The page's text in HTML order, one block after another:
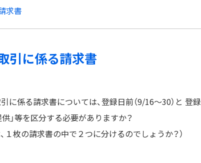
求書
引に係る請求書
に係る請求書については、登録日前（9/16～30）と 登録
」等を区分する必要がありますか？
１枚の請求書の中で２つに分けるのでしょうか？）